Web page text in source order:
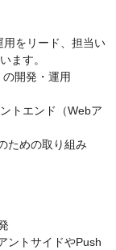
用をリード、担当い
ます。
開発・運用
トエンド（Webア
ための取り組み
ントサイドやPush